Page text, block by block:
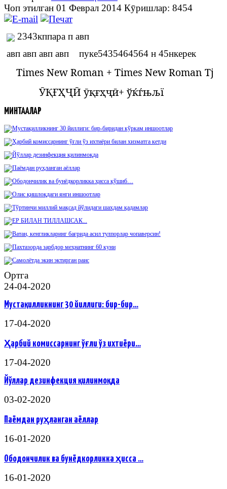
Чоп этилган 01 Феврал 2014 Кӯришлар: 8454
2343кппара п авп
авп авп авп авп пуке5435464564 н 45нкерек
Times New Roman + Times New Roman Tj
ӮҚҒҲҶӢ ӯқғҳҷӣ+ ўќѓњљї
МИНТАҚАЛАР
Ортга
24-04-2020
Мустақилликнинг 30 йиллиги: бир-бир…
17-04-2020
Ҳарбий комиссарнинг ўғли ўз ихтиёри…
17-04-2020
Йўллар дезинфекция қилинмоқда
03-02-2020
Паёмдан руҳланган аёллар
16-01-2020
Ободончилик ва бунёдкорликка ҳисса …
16-01-2020